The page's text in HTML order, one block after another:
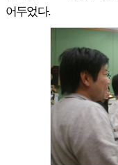
어두었다.